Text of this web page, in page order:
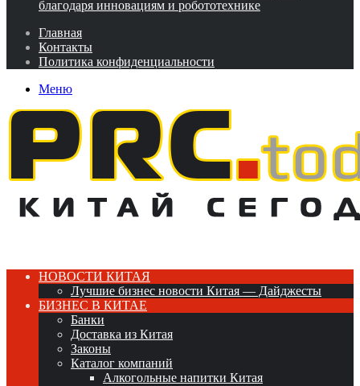
благодаря инновациям и робототехнике
Главная
Контакты
Политика конфиденциальности
Меню
НОВОСТИ КИТАЯ
Лучшие бизнес новости Китая — Дайджесты
БИЗНЕС В КИТАЕ
Банки
Доставка из Китая
Законы
Каталог компаний
Алкогольные напитки Китая